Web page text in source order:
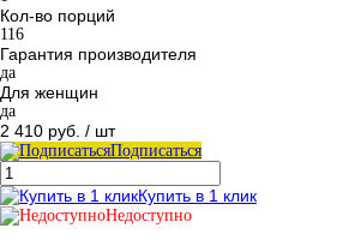
Кол-во порций
116
Гарантия производителя
да
Для женщин
да
2 410 руб. / шт
Подписаться
Купить в 1 клик
Недоступно